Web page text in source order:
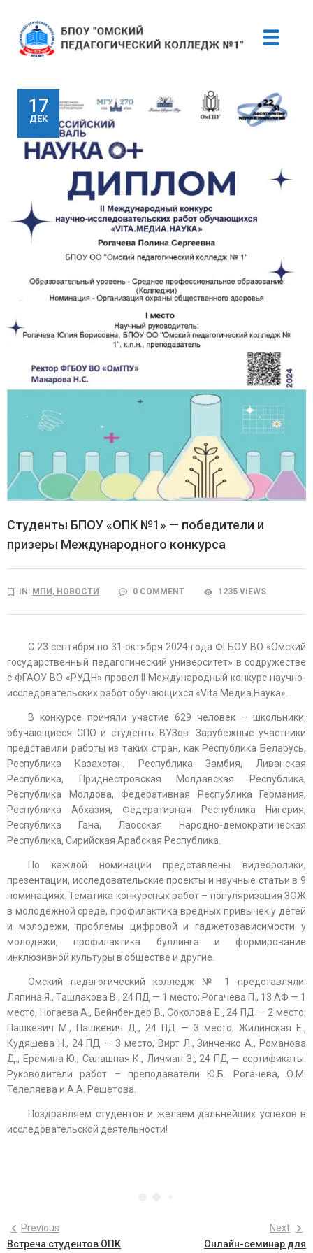
17
ДЕК
Студенты БПОУ «ОПК №1» — победители и
призеры Международного конкурса
IN: МПИ, НОВОСТИ 0 COMMENT 1235 VIEWS
С 23 сентября по 31 октября 2024 года ФГБОУ ВО «Омский
государственный педагогический университет» в содружестве
с ФГАОУ ВО «РУДН» провел II Международный конкурс научно-
исследовательских работ обучающихся «Vita.Медиа.Наука».
В конкурсе приняли участие 629 человек – школьники,
обучающиеся СПО и студенты ВУЗов. Зарубежные участники
представили работы из таких стран, как Республика Беларусь,
Республика Казахстан, Республика Замбия, Ливанская
Республика, Приднестровская Молдавская Республика,
Республика Молдова, Федеративная Республика Германия,
Республика Абхазия, Федеративная Республика Нигерия,
Республика Гана, Лаосская Народно-демократическая
Республика, Сирийская Арабская Республика.
По каждой номинации представлены видеоролики,
презентации, исследовательские проекты и научные статьи в 9
номинациях. Тематика конкурсных работ – популяризация ЗОЖ
в молодежной среде, профилактика вредных привычек у детей
и молодежи, проблемы цифровой и гаджетозависимости у
молодежи, профилактика буллинга и формирование
инклюзивной культуры в обществе и другие.
Омский педагогический колледж № 1 представляли:
Ляпина Я., Ташлакова В., 24 ПД — 1 место; Рогачева П., 13 АФ — 1
место, Ногаева А., Вейнбендер В., Соколова Е., 24 ПД — 2 место;
Пашкевич М., Пашкевич Д., 24 ПД — 3 место; Жилинская Е.,
Кудяшева Н., 24 ПД — 3 место, Вирт Л., Зинченко А., Романова
Д., Ерёмина Ю., Салашная К., Личман З., 24 ПД — сертификаты.
Руководители работ – преподаватели Ю.Б. Рогачева, О.М.
Телеляева и А.А. Решетова.
Поздравляем студентов и желаем дальнейших успехов в
исследовательской деятельности!
Previous
Встреча студентов ОПК
Next
Онлайн-семинар для